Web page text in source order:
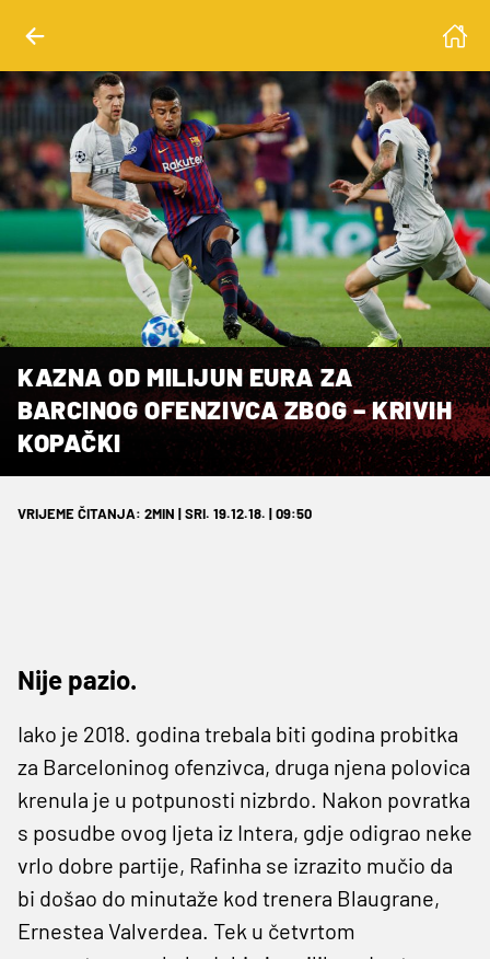
KAZNA OD MILIJUN EURA ZA
BARCINOG OFENZIVCA ZBOG – KRIVIH
KOPAČKI
VRIJEME ČITANJA: 2MIN | SRI. 19.12.18. | 09:50
Nije pazio.
Iako je 2018. godina trebala biti godina probitka
za Barceloninog ofenzivca, druga njena polovica
krenula je u potpunosti nizbrdo. Nakon povratka
s posudbe ovog ljeta iz Intera, gdje odigrao neke
vrlo dobre partije, Rafinha se izrazito mučio da
bi došao do minutaže kod trenera Blaugrane,
Ernestea Valverdea. Tek u četvrtom